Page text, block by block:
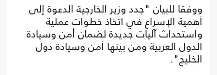
ووفقا للبيان "جدد وزير الخارجية الدعوة إلى
أهمية الإسراع في اتخاذ خطوات عملية
واستحداث آليات جديدة لضمان أمن وسيادة
الدول العربية ومن بينها أمن وسيادة دول
الخليج".